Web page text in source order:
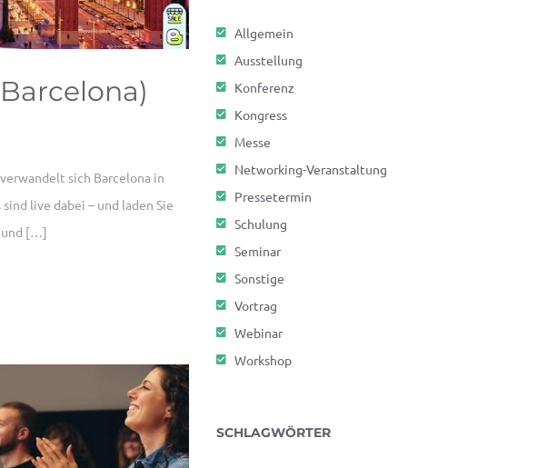
sich Barcelona in
live dabei – und laden Sie
und […]
Allgemein
Ausstellung
Konferenz
Kongress
Messe
Networking-Veranstaltung
Pressetermin
Schulung
Seminar
Sonstige
Vortrag
Webinar
Workshop
SCHLAGWÖRTER